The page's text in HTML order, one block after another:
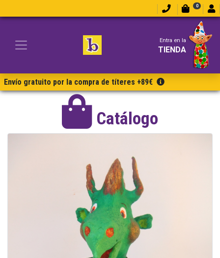
0
Entra en la
TIENDA
Envío gratuito por la compra de títeres +89€
Catálogo